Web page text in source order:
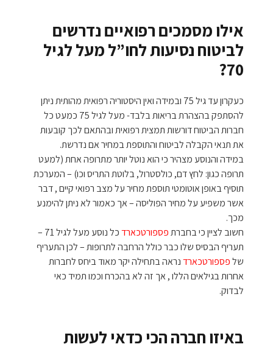
אילו מסמכים רפואיים נדרשים
לביטוח נסיעות לחו”ל מעל לגיל
70?
כעקרון עד גיל 75 ובמידה ואין היסטוריה רפואית מהותית ניתן
להסתפק בהצהרת בריאות בלבד- מעל לגיל 75 כמעט כל
חברות הביטוח דורשות תמצית רפואית ובהתאם לכך קובעות
את תנאי הקבלה לביטוח והתוספת במחיר אם נדרשת.
במידה והנוסע מצהיר כי הוא נוטל יותר מתרופה אחת (למעט
תרופה כגון: לחץ דם, כולסטרול, בלוטת התריס וכו) – המערכת
תוסיף באופן אוטומטי תוספת מחיר על מצב רפואי קיים , דבר
אשר משפיע על מחיר הפוליסה – אך כאמור לא ניתן להימנע
מכך.
חשוב לציין כי בחברתפספורטכארד
כל נוסע מעל לגיל 71 –
תעריף הבסיס שלו כבר כולל הרחבה לתרופות – לכן התעריף
שלפספורטכארדנראה בתחילה יקר מאוד ביחס לחברות
אחרות בגילאים הללו , אך זה לא בהכרח וכמו תמיד כאי
לבדוק.
באיזו חברה הכי כדאי לעשות